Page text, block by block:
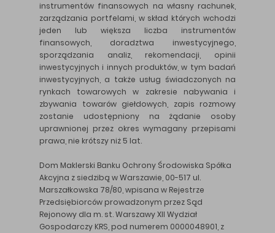
instrumentów finansowych na własny rachunek,
zarządzania portfelami, w skład których wchodzi
jeden lub większa liczba instrumentów
finansowych, doradztwa inwestycyjnego,
sporządzania analiz, rekomendacji, opinii
inwestycyjnych i innych produktów, w tym badań
inwestycyjnych, a także usług świadczonych na
rynkach towarowych w zakresie nabywania i
zbywania towarów giełdowych, zapis rozmowy
zostanie udostępniony na żądanie osoby
uprawnionej przez okres wymagany przepisami
prawa, nie krótszy niż 5 lat.
Dom Maklerski Banku Ochrony Środowiska Spółka
Akcyjna z siedzibą w Warszawie, 00-517 ul.
Marszałkowska 78/80, wpisana w Rejestrze
Przedsiębiorców prowadzonym przez Sąd
Rejonowy dla m. st. Warszawy XII Wydział
Gospodarczy KRS, pod numerem 0000048901, z